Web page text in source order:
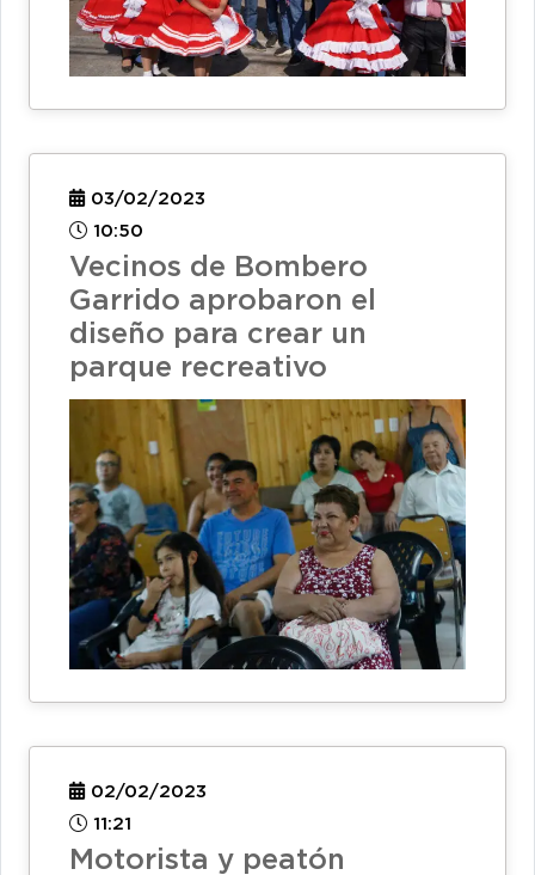
03/02/2023
10:50
Vecinos de Bombero
Garrido aprobaron el
diseño para crear un
parque recreativo
02/02/2023
11:21
Motorista y peatón